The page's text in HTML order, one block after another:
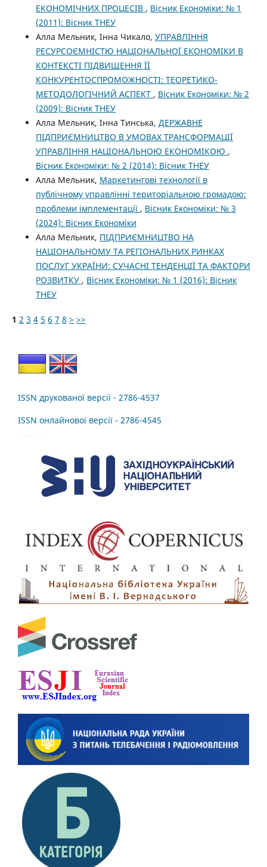
ЕКОНОМІЧНИХ ПРОЦЕСІВ , Вісник Економіки: № 1
(2011): Вісник ТНЕУ
Алла Мельник, Інна Чикало, УПРАВЛІННЯ
РЕСУРСОЄМНІСТЮ НАЦІОНАЛЬНОЇ ЕКОНОМІКИ В
КОНТЕКСТІ ПІДВИЩЕННЯ ЇЇ
КОНКУРЕНТОСПРОМОЖНОСТІ: ТЕОРЕТИКО-
МЕТОДОЛОГІЧНИЙ АСПЕКТ , Вісник Економіки: № 2
(2009): Вісник ТНЕУ
Алла Мельник, Інна Тинська, ДЕРЖАВНЕ
ПІДПРИЄМНИЦТВО В УМОВАХ ТРАНСФОРМАЦІЇ
УПРАВЛІННЯ НАЦІОНАЛЬНОЮ ЕКОНОМІКОЮ ,
Вісник Економіки: № 2 (2014): Вісник ТНЕУ
Алла Мельник, Маркетингові технології в
публічному управлінні територіальною громадою:
проблеми імплементації , Вісник Економіки: № 3
(2024): Вісник Економіки
Алла Мельник, ПІДПРИЄМНИЦТВО НА
НАЦІОНАЛЬНОМУ ТА РЕГІОНАЛЬНИХ РИНКАХ
ПОСЛУГ УКРАЇНИ: СУЧАСНІ ТЕНДЕНЦІЇ ТА ФАКТОРИ
РОЗВИТКУ , Вісник Економіки: № 1 (2016): Вісник
ТНЕУ
1 2 3 4 5 6 7 8 > >>
ISSN друкованої версії - 2786-4537
ISSN онлайнової версії - 2786-4545